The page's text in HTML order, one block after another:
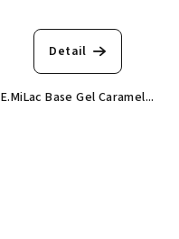
Detail
E.MiLac Base Gel Caramel...